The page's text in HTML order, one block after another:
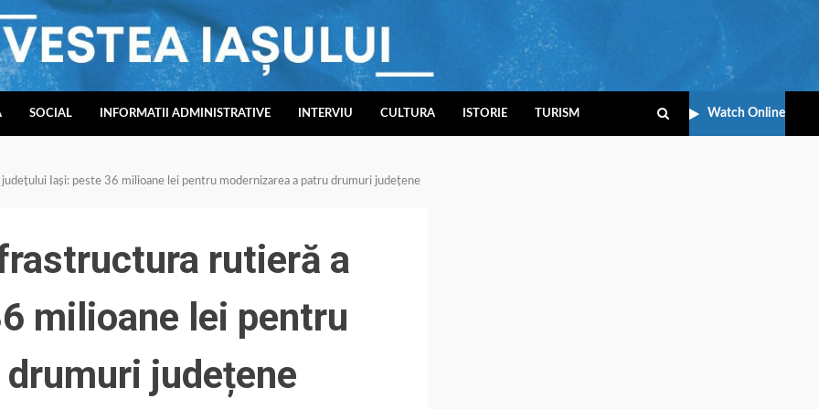
SOCIAL INFORMATII ADMINISTRATIVE INTERVIU CULTURA ISTORIE TURISM Watch Online
Iași: peste 36 milioane lei pentru modernizarea a patru drumuri județene
rutieră a
milioane lei pentru
județene